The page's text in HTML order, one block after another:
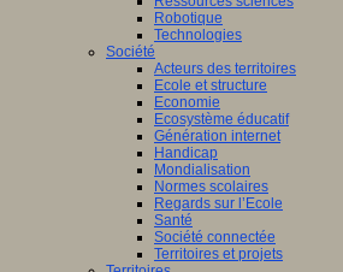
Robotique
Technologies
Société
Acteurs des territoires
Ecole et structure
Economie
Ecosystème éducatif
Génération internet
Handicap
Mondialisation
Normes scolaires
Regards sur l’Ecole
Santé
Société connectée
Territoires et projets